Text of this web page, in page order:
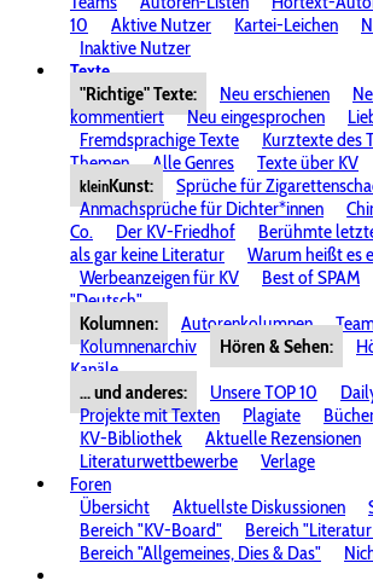
10
Aktive Nutzer Kartei-Leichen
Inaktive Nutzer
Texte
"Richtige" Texte:
Neu erschienen
kommentiert
Neu eingesprochen
Fremdsprachige Texte
Kurztexte des
Themen
Alle Genres Texte über KV
kleinKunst:
Sprüche für
Anmachsprüche für Dichter*innen
Co.
Der KV-Friedhof Berühmte
als gar keine Literatur
Warum heißt es
Werbeanzeigen für KV
Best of SPAM
"Deutsch"
Kolumnen:
Autorenkolumnen
Kolumnenarchiv
Hören & Sehen:
Kanäle
... und anderes:
Unsere TOP 10
Projekte mit Texten
Plagiate
KV-Bibliothek
Aktuelle Rezensionen
Literaturwettbewerbe
Verlage
Foren
Übersicht
Aktuellste Diskussionen
Bereich "KV-Board"
Bereich
Bereich "Allgemeines, Dies & Das"